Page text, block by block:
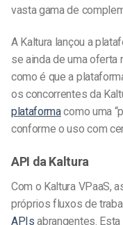
vasta gama de
A Kaltura lançou a
se ainda de uma oferta
como é que a
os concorrentes da
plataformacomo uma
conforme o uso com
API da Kaltura
Com o Kaltura VPaaS,
próprios fluxos de
APIs abrangentes.